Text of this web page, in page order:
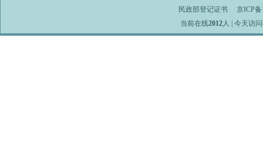
民政部登记证书
京ICP备
当前在线2012人 | 今天访问